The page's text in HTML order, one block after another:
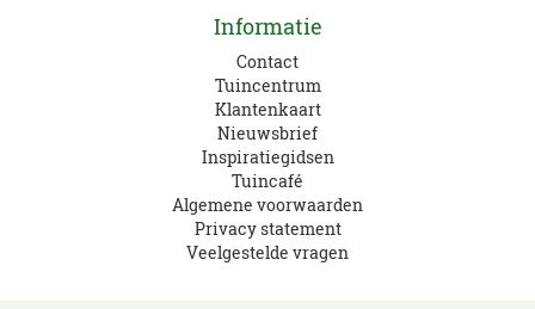
Informatie
Contact
Tuincentrum
Klantenkaart
Nieuwsbrief
Inspiratiegidsen
Tuincafé
Algemene voorwaarden
Privacy statement
Veelgestelde vragen